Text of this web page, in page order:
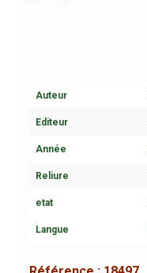
Auteur
Editeur
Année
Reliure
etat
Langue